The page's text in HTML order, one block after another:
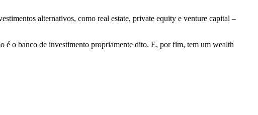
alternativos, como real estate, private equity e venture capital –
é o banco de investimento propriamente dito. E, por fim, tem um wealth